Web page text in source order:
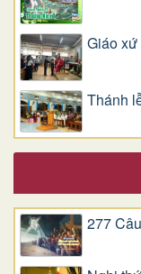
Giáo
Thánh
277